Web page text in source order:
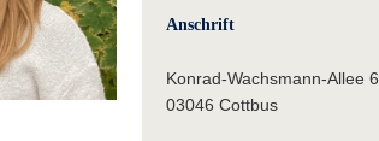
Anschrift
Konrad-Wachsmann-Allee 6
03046 Cottbus